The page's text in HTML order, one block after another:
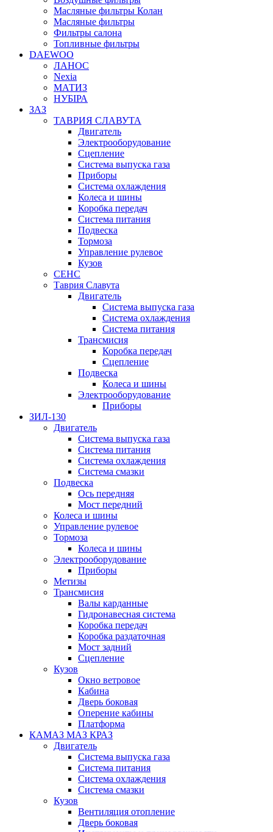
Масляные фильтры Колан
Масляные фильтры
Фильтры салона
Топливные фильтры
DAEWOO
ЛАНОС
Nexia
МАТИЗ
НУБІРА
ЗАЗ
ТАВРИЯ СЛАВУТА
Двигатель
Электрооборудование
Сцепление
Система выпуска газа
Приборы
Система охлаждения
Колеса и шины
Коробка передач
Система питания
Подвеска
Тормоза
Управление рулевое
Кузов
СЕНС
Таврия Славута
Двигатель
Система выпуска газа
Система охлаждения
Система питания
Трансмисия
Коробка передач
Сцепление
Подвеска
Колеса и шины
Электрооборудование
Приборы
ЗИЛ-130
Двигатель
Система выпуска газа
Система питания
Система охлаждения
Система смазки
Подвеска
Ось передняя
Мост передний
Колеса и шины
Управление рулевое
Тормоза
Колеса и шины
Электрооборудование
Приборы
Метизы
Трансмисия
Валы карданные
Гидронавесная система
Коробка передач
Коробка раздаточная
Мост задний
Сцепление
Кузов
Окно ветровое
Кабина
Дверь боковая
Оперение кабины
Платформа
КАМАЗ МАЗ КРАЗ
Двигатель
Система выпуска газа
Система питания
Система охлаждения
Система смазки
Кузов
Вентиляция отопление
Дверь боковая